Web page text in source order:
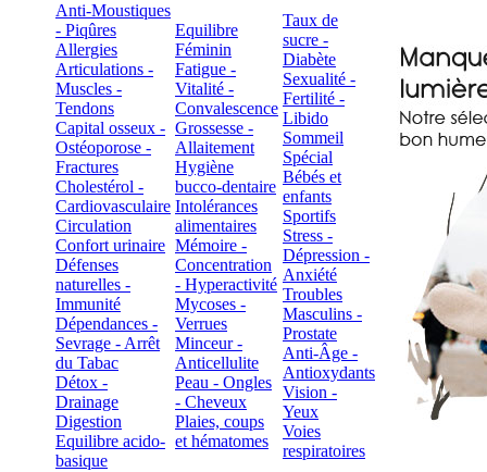
Anti-Moustiques
- Piqûres
Allergies
Articulations -
Muscles -
Tendons
Capital osseux -
Ostéoporose -
Fractures
Cholestérol -
Cardiovasculaire
Circulation
Confort urinaire
Défenses
naturelles -
Immunité
Dépendances -
Sevrage - Arrêt
du Tabac
Détox -
Drainage
Digestion
Equilibre acido-
basique
Equilibre
Féminin
Fatigue -
Vitalité -
Convalescence
Grossesse -
Allaitement
Hygiène
bucco-dentaire
Intolérances
alimentaires
Mémoire -
Concentration
- Hyperactivité
Mycoses -
Verrues
Minceur -
Anticellulite
Peau - Ongles
- Cheveux
Plaies, coups
et hématomes
Taux de
sucre -
Diabète
Sexualité -
Fertilité -
Libido
Sommeil
Spécial
Bébés et
enfants
Sportifs
Stress -
Dépression -
Anxiété
Troubles
Masculins -
Prostate
Anti-Âge -
Antioxydants
Vision -
Yeux
Voies
respiratoires